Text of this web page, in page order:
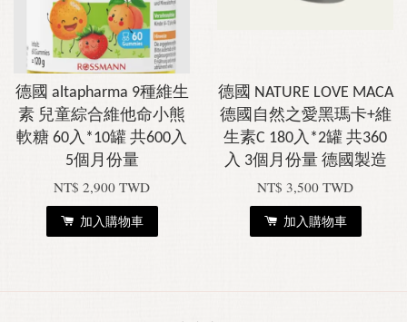
德國 altapharma 9種維生
素 兒童綜合維他命小熊
軟糖 60入*10罐 共600入
5個月份量
NT$ 2,900 TWD
加入購物車
德國 NATURE LOVE MACA
德國自然之愛黑瑪卡+維
生素C 180入*2罐 共360
入 3個月份量 德國製造
NT$ 3,500 TWD
加入購物車